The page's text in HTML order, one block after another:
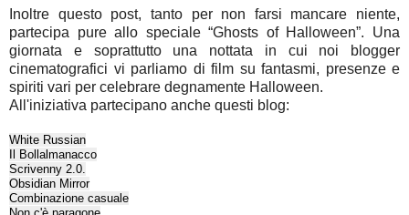
Inoltre questo post, tanto per non farsi mancare niente,
partecipa pure allo speciale “Ghosts of Halloween”. Una
giornata e soprattutto una nottata in cui noi blogger
cinematografici vi parliamo di film su fantasmi, presenze e
spiriti vari per celebrare degnamente Halloween.
All'iniziativa partecipano anche questi blog:
White Russian
Il Bollalmanacco
Scrivenny 2.0.
Obsidian Mirror
Combinazione casuale